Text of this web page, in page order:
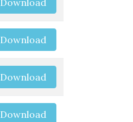
Download
Download
Download